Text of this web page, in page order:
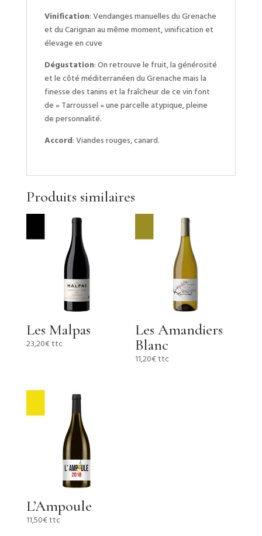
Vinification: Vendanges manuelles du Grenache
et du Carignan au même moment, vinification et
élevage en cuve
Dégustation: On retrouve le fruit, la générosité
et le côté méditerranéen du Grenache mais la
finesse des tanins et la fraîcheur de ce vin font
de « Tarroussel » une parcelle atypique, pleine
de personnalité.
Accord: Viandes rouges, canard.
Produits similaires
Les Malpas
23,20€ttc
Les Amandiers
Blanc
11,20€ttc
L’Ampoule
11,50€ttc